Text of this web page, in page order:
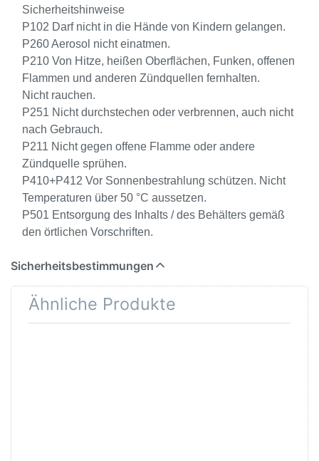
Sicherheitshinweise
P102 Darf nicht in die Hände von Kindern gelangen.
P260 Aerosol nicht einatmen.
P210 Von Hitze, heißen Oberflächen, Funken, offenen
Flammen und anderen Zündquellen fernhalten.
Nicht rauchen.
P251 Nicht durchstechen oder verbrennen, auch nicht
nach Gebrauch.
P211 Nicht gegen offene Flamme oder andere
Zündquelle sprühen.
P410+P412 Vor Sonnenbestrahlung schützen. Nicht
Temperaturen über 50 °C aussetzen.
P501 Entsorgung des Inhalts / des Behälters gemäß
den örtlichen Vorschriften.
Sicherheitsbestimmungen
Ähnliche Produkte